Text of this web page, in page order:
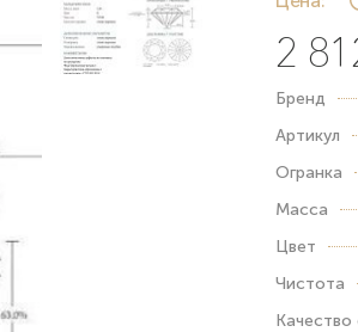
2
Бренд
Артикул
Огранка
Масса
Цвет
Чистота
Качество